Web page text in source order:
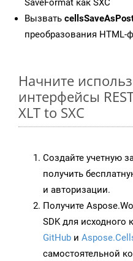
SaveFormat как SXC
Вызвать
преобразования
Начните
интерфейсы
XLT to SXC
Создайте учетную
получить
и авторизации.
Получите
SDK для исходного
GitHub и
самостоятельной